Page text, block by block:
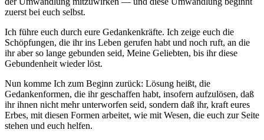
zuerst bei euch selbst.
Ich führe euch durch eure Gedankenkräfte. Ich zeige euch die
Schöpfungen, die ihr ins Leben gerufen habt und noch ruft, an die
ihr aber so lange gebunden seid, Meine Geliebten, bis ihr diese
Gebundenheit wieder löst.
Nun komme Ich zum Beginn zurück: Lösung heißt, die
Gedankenformen, die ihr geschaffen habt, insofern aufzulösen, daß
ihr ihnen nicht mehr unterworfen seid, sondern daß ihr, kraft eures
Erbes, mit diesen Formen arbeitet, wie mit Wesen, die euch zur Seite
stehen und euch helfen.